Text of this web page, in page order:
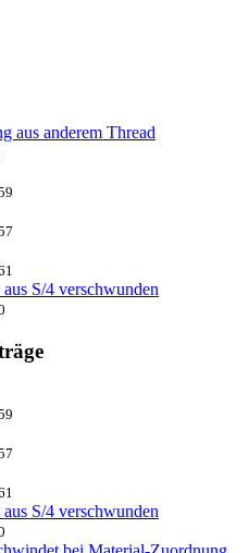
aus anderem Thread
S/4 verschwunden
S/4 verschwunden